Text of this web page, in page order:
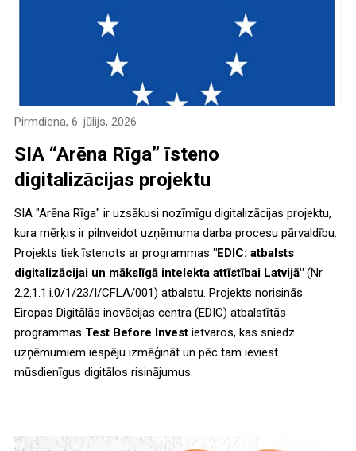
Pirmdiena, 6. jūlijs, 2026
SIA “Arēna Rīga” īsteno
digitalizācijas projektu
SIA "Arēna Rīga" ir uzsākusi nozīmīgu digitalizācijas projektu,
kura mērķis ir pilnveidot uzņēmuma darba procesu pārvaldību.
Projekts tiek īstenots ar programmas "EDIC: atbalsts
digitalizācijai un mākslīgā intelekta attīstībai Latvijā" (Nr.
2.2.1.1.i.0/1/23/I/CFLA/001) atbalstu. Projekts norisinās
Eiropas Digitālās inovācijas centra (EDIC) atbalstītās
programmas Test Before Invest ietvaros, kas sniedz
uzņēmumiem iespēju izmēģināt un pēc tam ieviest
mūsdienīgus digitālos risinājumus.